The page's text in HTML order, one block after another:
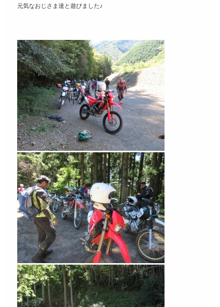
元気なおじさま達と遊びました♪